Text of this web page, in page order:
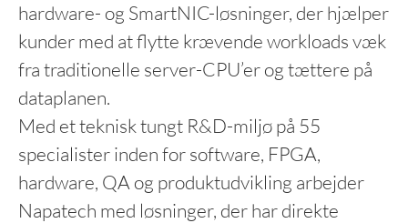
hardware- og SmartNIC-løsninger, der hjælper
kunder med at flytte krævende workloads væk
fra traditionelle server-CPU’er og tættere på
dataplanen.
Med et teknisk tungt R&D-miljø på 55
specialister inden for software, FPGA,
hardware, QA og produktudvikling arbejder
Napatech med løsninger, der har direkte